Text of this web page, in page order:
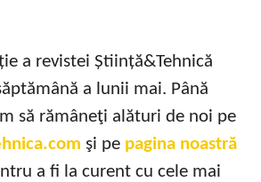
a revistei Știință&Tehnică
a lunii mai. Până
să rămâneţi alături de noi pe
şi pe pagina noastră
a fi la curent cu cele mai